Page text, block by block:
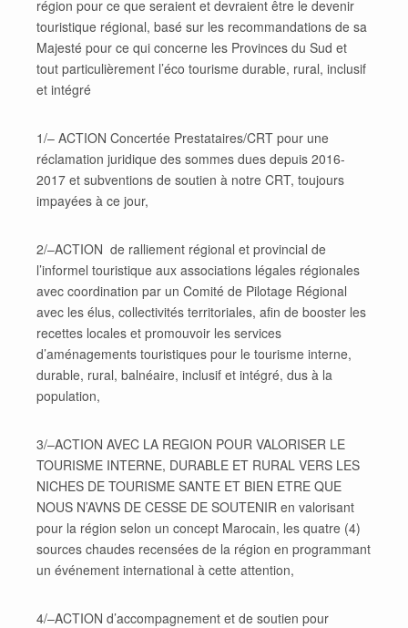
région pour ce que seraient et devraient être le devenir
touristique régional, basé sur les recommandations de sa
Majesté pour ce qui concerne les Provinces du Sud et
tout particulièrement l’éco tourisme durable, rural, inclusif
et intégré
1/– ACTION Concertée Prestataires/CRT pour une
réclamation juridique des sommes dues depuis 2016-
2017 et subventions de soutien à notre CRT, toujours
impayées à ce jour,
2/–ACTION de ralliement régional et provincial de
l’informel touristique aux associations légales régionales
avec coordination par un Comité de Pilotage Régional
avec les élus, collectivités territoriales, afin de booster les
recettes locales et promouvoir les services
d’aménagements touristiques pour le tourisme interne,
durable, rural, balnéaire, inclusif et intégré, dus à la
population,
3/–ACTION AVEC LA REGION POUR VALORISER LE
TOURISME INTERNE, DURABLE ET RURAL VERS LES
NICHES DE TOURISME SANTE ET BIEN ETRE QUE
NOUS N’AVNS DE CESSE DE SOUTENIR en valorisant
pour la région selon un concept Marocain, les quatre (4)
sources chaudes recensées de la région en programmant
un événement international à cette attention,
4/–ACTION d’accompagnement et de soutien pour